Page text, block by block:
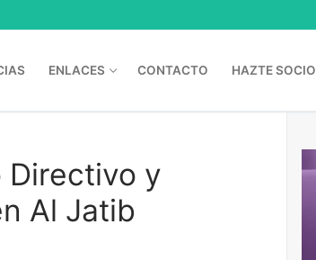
ENLACES CONTACTO HAZTE SOCIO
Directivo y
Al Jatib